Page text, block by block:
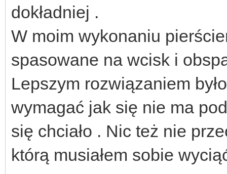
dokładniej .
W moim wykonaniu
spasowane na wcisk i
Lepszym rozwiązaniem
wymagać jak się nie ma
się chciało . Nic też nie
którą musiałem sobie